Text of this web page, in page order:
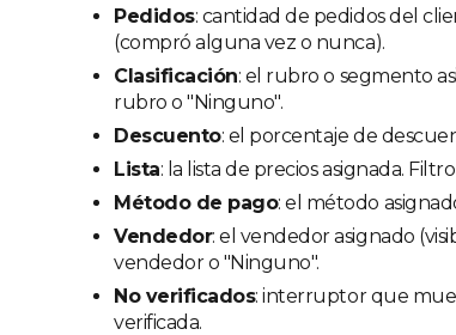
Pedidos: cantidad de pedidos del
(compró alguna vez o nunca).
Clasificación: el rubro o segmento
rubro o "Ninguno".
Descuento: el porcentaje de
Lista: la lista de precios asignada.
Método de pago: el método
Vendedor: el vendedor asignado
vendedor o "Ninguno".
No verificados: interruptor que
verificada.